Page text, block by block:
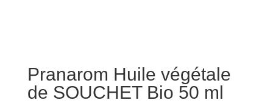
Pranarom Huile végétale
de SOUCHET Bio 50 ml